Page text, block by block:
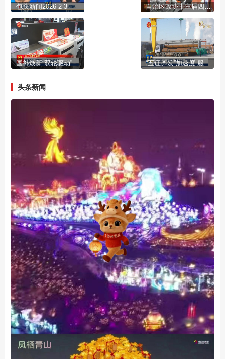
包头新闻2026-2-3 自治区政协十三届四次会议开幕
国补焕新“双轮驱动”激活市场活力 “五证齐发”加速度 服务民企“零距离”
头条新闻